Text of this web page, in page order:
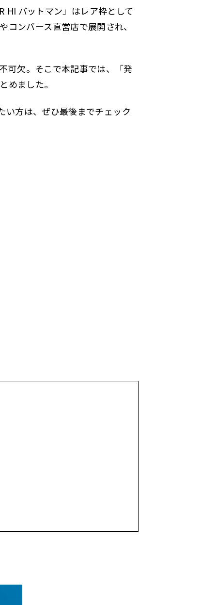
HI バットマン」はレア枠として
ンバース直営店で展開され、
可欠。そこで本記事では、「発
めました。
い方は、ぜひ最後までチェック